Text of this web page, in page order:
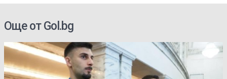
Още от Gol.bg